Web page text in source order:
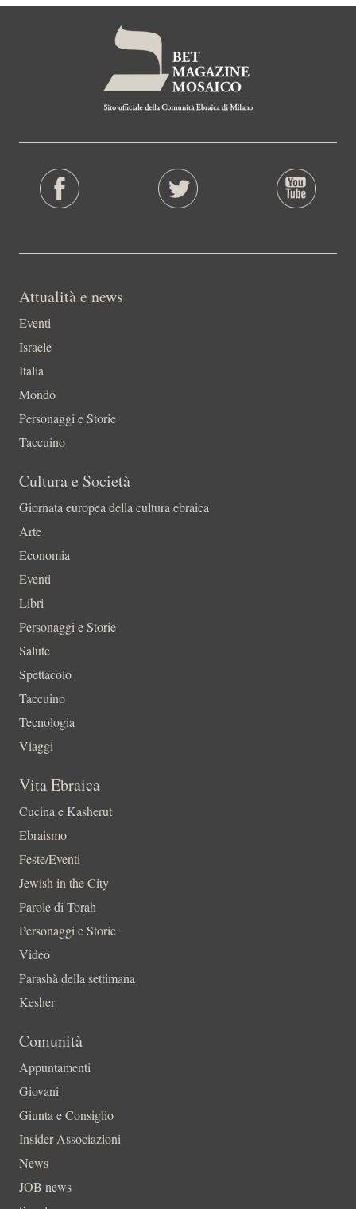
Attualità e news
Eventi
Israele
Italia
Mondo
Personaggi e Storie
Taccuino
Cultura e Società
Giornata europea della cultura ebraica
Arte
Economia
Eventi
Libri
Personaggi e Storie
Salute
Spettacolo
Taccuino
Tecnologia
Viaggi
Vita Ebraica
Cucina e Kasherut
Ebraismo
Feste/Eventi
Jewish in the City
Parole di Torah
Personaggi e Storie
Video
Parashà della settimana
Kesher
Comunità
Appuntamenti
Giovani
Giunta e Consiglio
Insider-Associazioni
News
JOB news